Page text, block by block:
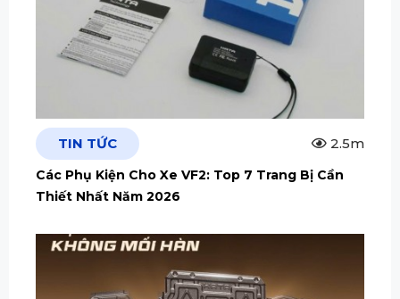
TIN TỨC 2.5m
Các Phụ Kiện Cho Xe VF2: Top 7 Trang Bị Cần
Thiết Nhất Năm 2026